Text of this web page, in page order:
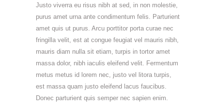
Justo viverra eu risus nibh at sed, in non molestie,
purus amet urna ante condimentum felis. Parturient
amet quis ut purus. Arcu porttitor porta curae nec
fringilla velit, est at congue feugiat vel mauris nibh,
mauris diam nulla sit etiam, turpis in tortor amet
massa dolor, nibh iaculis eleifend velit. Fermentum
metus metus id lorem nec, justo vel litora turpis,
est massa quam justo eleifend lacus faucibus.
Donec parturient quis semper nec sapien enim.